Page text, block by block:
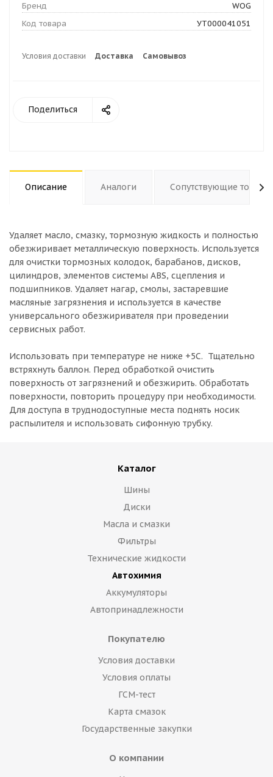
Бренд
WOG
Код товара
УТ000041051
Условия доставки Доставка Самовывоз
Поделиться
Описание Аналоги Сопутствующие товары
Удаляет масло, смазку, тормозную жидкость и полностью
обезжиривает металлическую поверхность. Используется
для очистки тормозных колодок, барабанов, дисков,
цилиндров, элементов системы ABS, сцепления и
подшипников. Удаляет нагар, смолы, застаревшие
масляные загрязнения и используется в качестве
универсального обезжиривателя при проведении
сервисных работ.
Использовать при температуре не ниже +5С. Тщательно
встряхнуть баллон. Перед обработкой очистить
поверхность от загрязнений и обезжирить. Обработать
поверхности, повторить процедуру при необходимости.
Для доступа в труднодоступные места поднять носик
распылителя и использовать сифонную трубку.
Каталог
Шины
Диски
Масла и смазки
Фильтры
Технические жидкости
Автохимия
Аккумуляторы
Автопринадлежности
Покупателю
Условия доставки
Условия оплаты
ГСМ-тест
Карта смазок
Государственные закупки
О компании